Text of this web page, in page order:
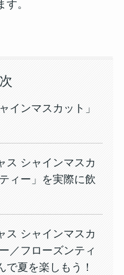
。
インマスカット」
ス シャインマスカ
ィー」を実際に飲
ス シャインマスカ
／フローズンティ
で夏を楽しもう！